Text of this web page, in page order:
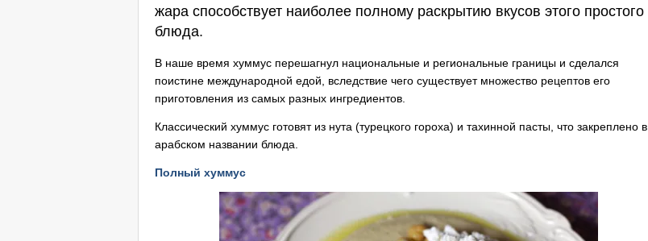
жара способствует наиболее полному раскрытию вкусов этого простого
блюда.
В наше время хуммус перешагнул национальные и региональные границы и сделался
поистине международной едой, вследствие чего существует множество рецептов его
приготовления из самых разных ингредиентов.
Классический хуммус готовят из нута (турецкого гороха) и тахинной пасты, что закреплено в
арабском названии блюда.
Полный хуммус